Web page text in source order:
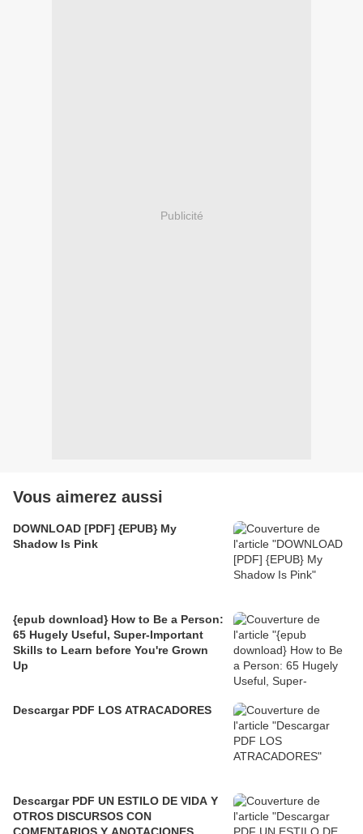
Publicité
Vous aimerez aussi
DOWNLOAD [PDF] {EPUB} My
Shadow Is Pink
{epub download} How to Be a Person:
65 Hugely Useful, Super-Important
Skills to Learn before You're Grown
Up
Descargar PDF LOS ATRACADORES
Descargar PDF UN ESTILO DE VIDA Y
OTROS DISCURSOS CON
COMENTARIOS Y ANOTACIONES